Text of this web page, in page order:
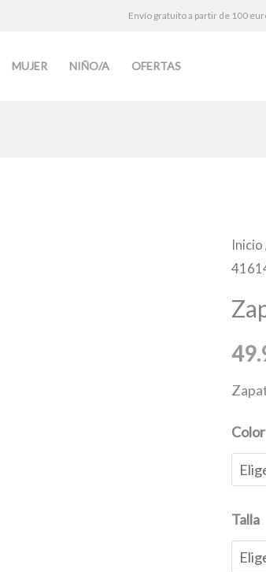
Envío gratuito a partir de 100
MUJER NIÑO/A OFERTAS
Inicio
Color
Talla
41614